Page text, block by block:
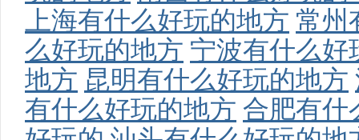
上海有什么好玩的地方 常州
么好玩的地方 宁波有什么好
地方 昆明有什么好玩的地方
有什么好玩的地方 合肥有什